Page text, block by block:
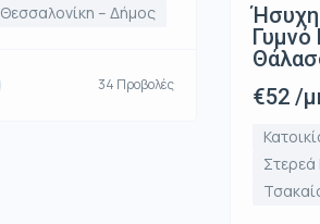
Θεσσαλονίκη – Δήμος
34 Προβολές
Γυμνό
€52 /